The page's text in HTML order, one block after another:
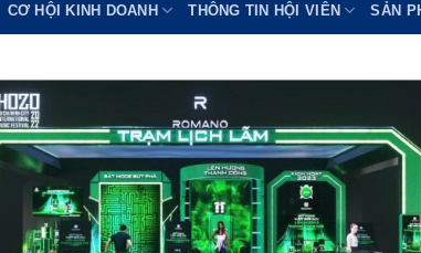
CƠ HỘI KINH DOANH THÔNG TIN HỘI VIÊN SẢN